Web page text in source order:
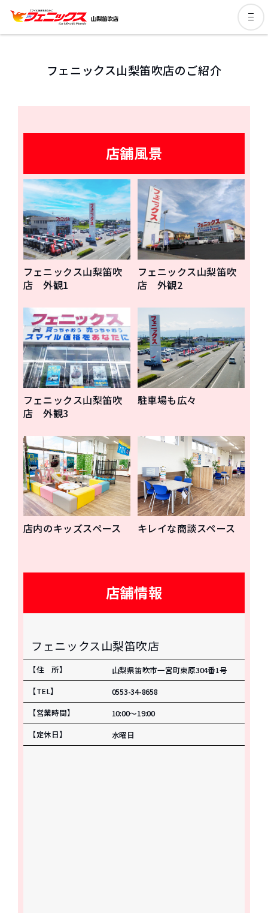
フェニックス山梨笛吹店のご紹介
店舗風景
フェニックス山梨笛吹
店 外観1
フェニックス山梨笛吹
店 外観2
フェニックス山梨笛吹
店 外観3
駐車場も広々
店内のキッズスペース キレイな商談スペース
店舗情報
フェニックス山梨笛吹店
【住 所】
山梨県笛吹市一宮町東原304番1号
【TEL】
0553-34-8658
【営業時間】
10:00〜19:00
【定休日】
水曜日